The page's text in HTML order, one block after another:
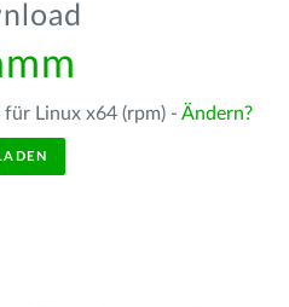
Linux x64 (rpm) - Ändern?